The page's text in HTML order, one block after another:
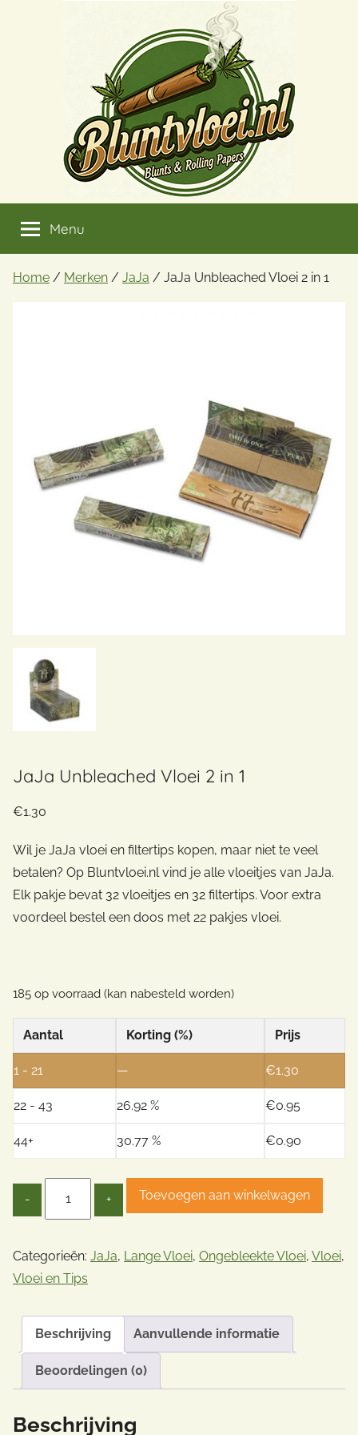
Menu
Home / Merken / JaJa / JaJa Unbleached Vloei 2 in 1
JaJa Unbleached Vloei 2 in 1
€1.30
Wil je JaJa vloei en filtertips kopen, maar niet te veel
betalen? Op Bluntvloei.nl vind je alle vloeitjes van JaJa.
Elk pakje bevat 32 vloeitjes en 32 filtertips. Voor extra
voordeel bestel een doos met 22 pakjes vloei.
185 op voorraad (kan nabesteld worden)
Aantal Korting (%) Prijs
1 - 21 — €1.30
22 - 43 26.92 % €0.95
44+ 30.77 % €0.90
Quantity Toevoegen aan winkelwagen
Categorieën: JaJa, Lange Vloei, Ongebleekte Vloei, Vloei,
Vloei en Tips
Beschrijving Aanvullende informatie
Beoordelingen (0)
Beschrijving